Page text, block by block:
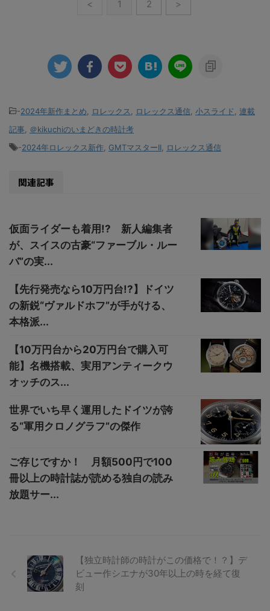
< 1 2 >
-2024年新作まとめ ロレックス ロレックス通信 小スライド
連載
記事
＠kikuchiのいまどきの時計考
-2024年ロレックス新作 GMTマスターII ロレックス通信
関連記事
仮面ライダーも着用!? 新人編集者
が、スイスの古豪“ファーブル・ルー
バ”の実...
【先行発売なら10万円台!?】ドイツ
の新鋭“ヴァルドホフ”が手がける、
本格派...
【10万円台から20万円台で購入可
能】名機搭載、実用アンティークウ
オッチのス...
世界でいち早く運用したドイツが誇
る“軍用クロノグラフ”の傑作
ご存じですか！ 月額500円で100
冊以上の時計誌が読める独自の読み
放題サー...
【独立時計師の時計がこの価格で！？】デ
ビュー作シエナが30年以上の時を経て復
刻